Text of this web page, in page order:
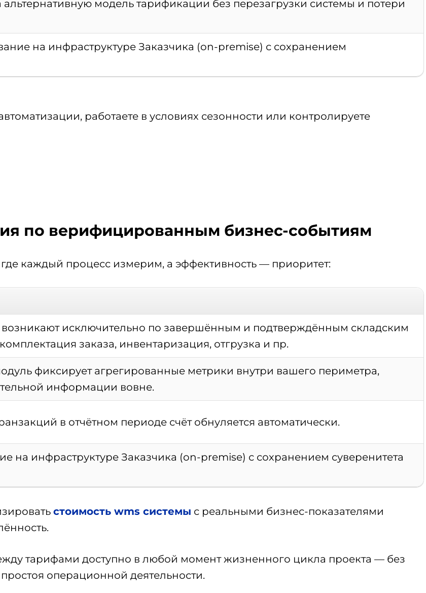
модель тарификации без перезагрузки системы и потери
на инфраструктуре Заказчика (on-premise) с сохранением
работаете в условиях сезонности или контролируете
по верифицированным бизнес-событиям
каждый процесс измерим, а эффективность — приоритет:
возникают исключительно по завершённым и подтверждённым складским
заказа, инвентаризация, отгрузка и пр.
фиксирует агрегированные метрики внутри вашего периметра,
информации вовне.
в отчётном периоде счёт обнуляется автоматически.
на инфраструктуре Заказчика (on-premise) с сохранением суверенитета
стоимость wms системы с реальными бизнес-показателями
тарифами доступно в любой момент жизненного цикла проекта — без
операционной деятельности.